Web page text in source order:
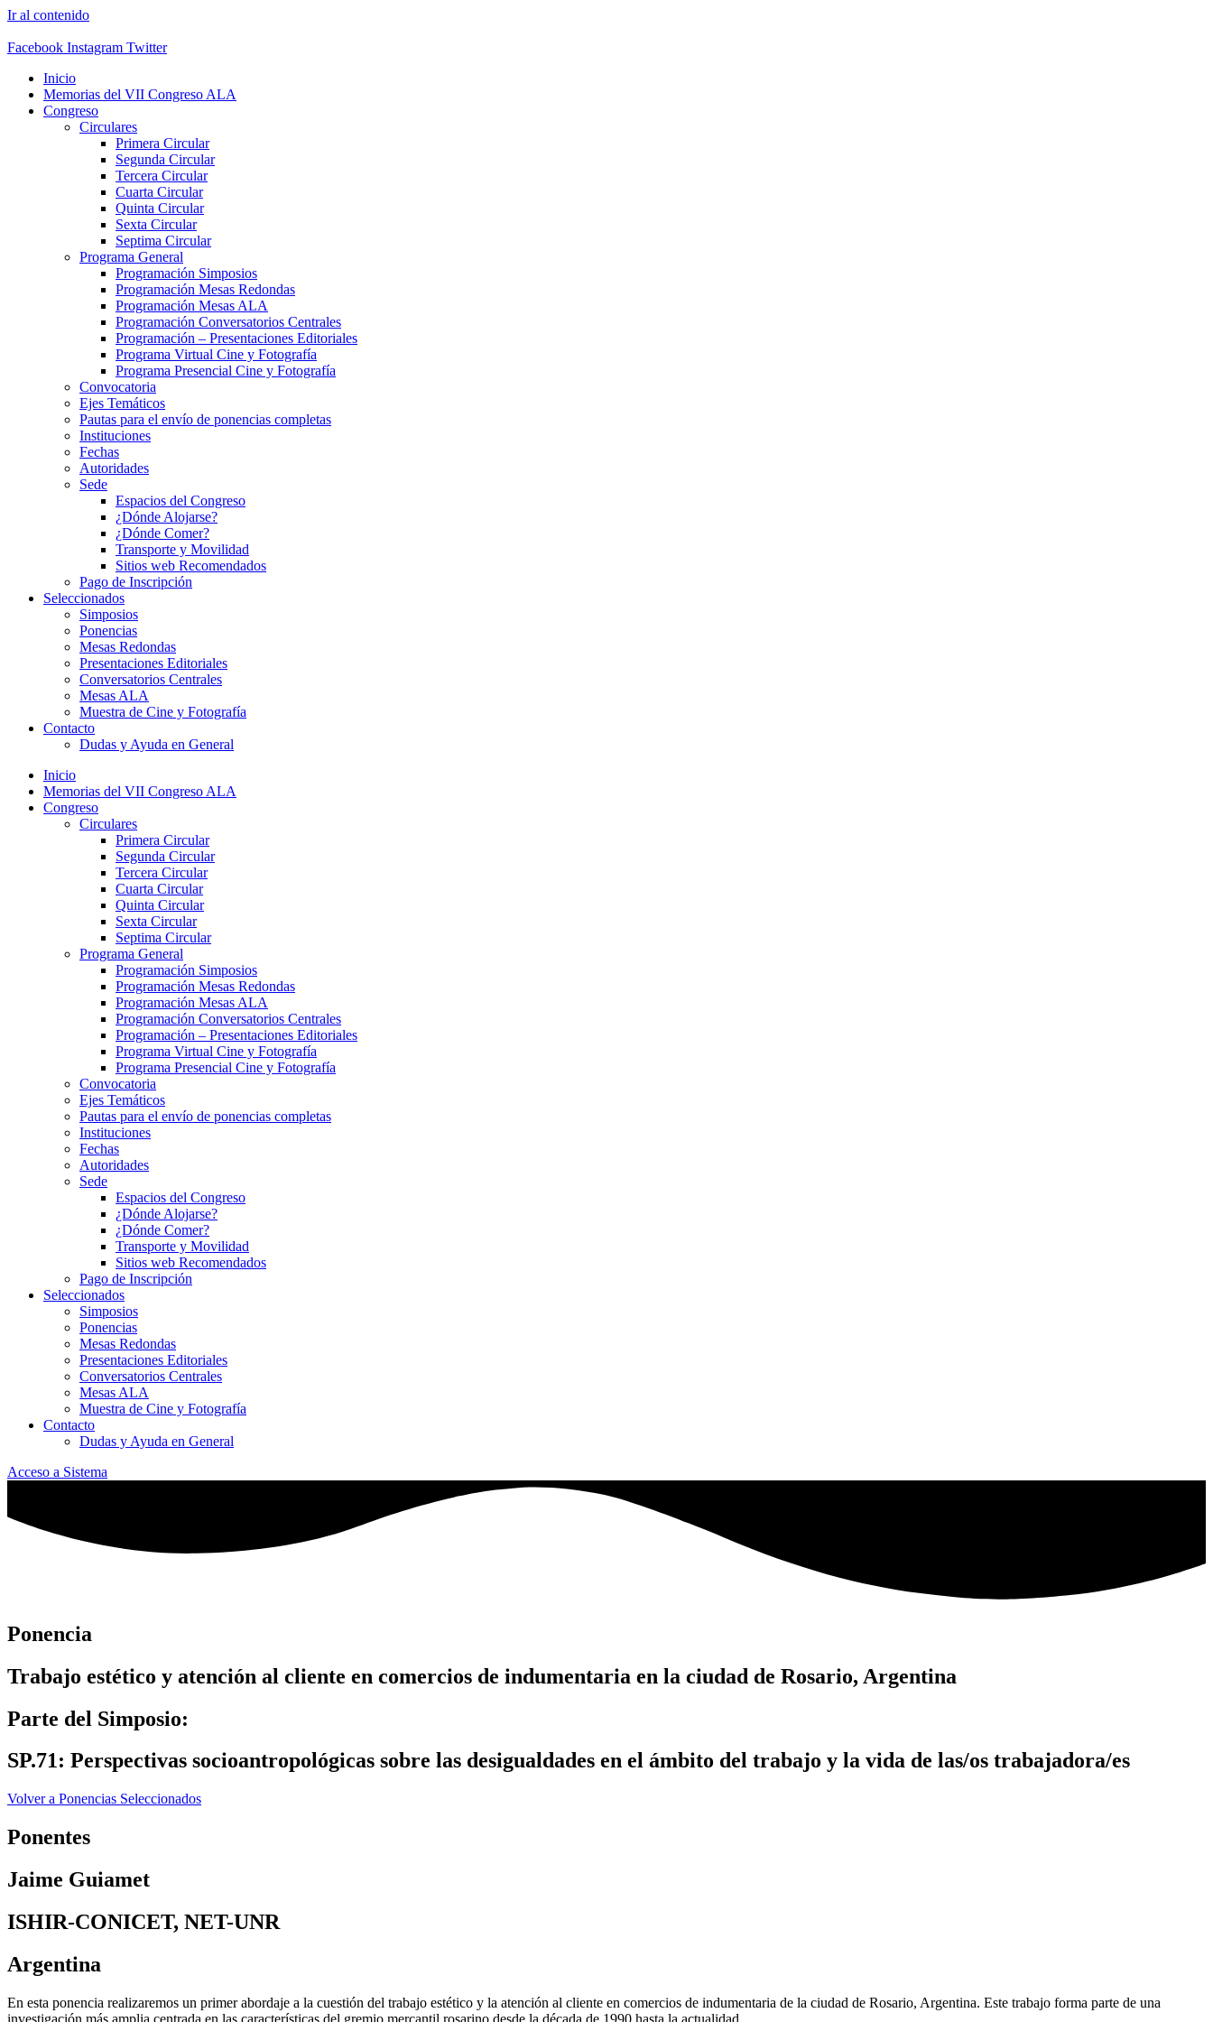
Ir al contenido
Facebook Instagram Twitter
Inicio
Memorias del VII Congreso ALA
Congreso
Circulares
Primera Circular
Segunda Circular
Tercera Circular
Cuarta Circular
Quinta Circular
Sexta Circular
Septima Circular
Programa General
Programación Simposios
Programación Mesas Redondas
Programación Mesas ALA
Programación Conversatorios Centrales
Programación – Presentaciones Editoriales
Programa Virtual Cine y Fotografía
Programa Presencial Cine y Fotografía
Convocatoria
Ejes Temáticos
Pautas para el envío de ponencias completas
Instituciones
Fechas
Autoridades
Sede
Espacios del Congreso
¿Dónde Alojarse?
¿Dónde Comer?
Transporte y Movilidad
Sitios web Recomendados
Pago de Inscripción
Seleccionados
Simposios
Ponencias
Mesas Redondas
Presentaciones Editoriales
Conversatorios Centrales
Mesas ALA
Muestra de Cine y Fotografía
Contacto
Dudas y Ayuda en General
Inicio
Memorias del VII Congreso ALA
Congreso
Circulares
Primera Circular
Segunda Circular
Tercera Circular
Cuarta Circular
Quinta Circular
Sexta Circular
Septima Circular
Programa General
Programación Simposios
Programación Mesas Redondas
Programación Mesas ALA
Programación Conversatorios Centrales
Programación – Presentaciones Editoriales
Programa Virtual Cine y Fotografía
Programa Presencial Cine y Fotografía
Convocatoria
Ejes Temáticos
Pautas para el envío de ponencias completas
Instituciones
Fechas
Autoridades
Sede
Espacios del Congreso
¿Dónde Alojarse?
¿Dónde Comer?
Transporte y Movilidad
Sitios web Recomendados
Pago de Inscripción
Seleccionados
Simposios
Ponencias
Mesas Redondas
Presentaciones Editoriales
Conversatorios Centrales
Mesas ALA
Muestra de Cine y Fotografía
Contacto
Dudas y Ayuda en General
Acceso a Sistema
Ponencia
Trabajo estético y atención al cliente en comercios de indumentaria en la ciudad de Rosario, Argentina
Parte del Simposio:
SP.71: Perspectivas socioantropológicas sobre las desigualdades en el ámbito del trabajo y la vida de las/os trabajadora/es
Volver a Ponencias Seleccionados
Ponentes
Jaime Guiamet
ISHIR-CONICET, NET-UNR
Argentina
En esta ponencia realizaremos un primer abordaje a la cuestión del trabajo estético y la atención al cliente en comercios de indumentaria de la ciudad de Rosario, Argentina. Este trabajo forma parte de una
investigación más amplia centrada en las características del gremio mercantil rosarino desde la década de 1990 hasta la actualidad.